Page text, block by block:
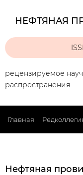
НЕФТЯНАЯ
рецензируемое
распространения
Главная
Нефтяная